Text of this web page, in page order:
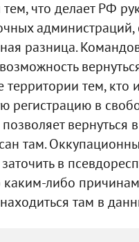
что делает РФ
администраций,
разница.
территории тем, кто
регистрацию в
позволяет
там.
в
каким-либо
там в